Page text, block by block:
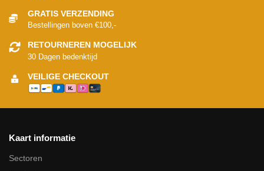
GRATIS VERZENDING
Bestellingen boven €100,-
RETOURNEREN MOGELIJK
30 Dagen bedenktijd
VEILIGE CHECKOUT
Kaart informatie
Sectoren